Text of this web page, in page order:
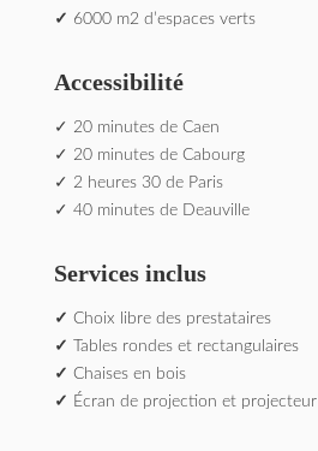
✓ 6000 m2 d’espaces verts
Accessibilité
✓ 20 minutes de Caen
✓ 20 minutes de Cabourg
✓ 2 heures 30 de Paris
✓ 40 minutes de Deauville
Services inclus
✓ Choix libre des prestataires
✓
Tables rondes et rectangulaires
✓ Chaises en bois
✓ Écran de projection et projecteur